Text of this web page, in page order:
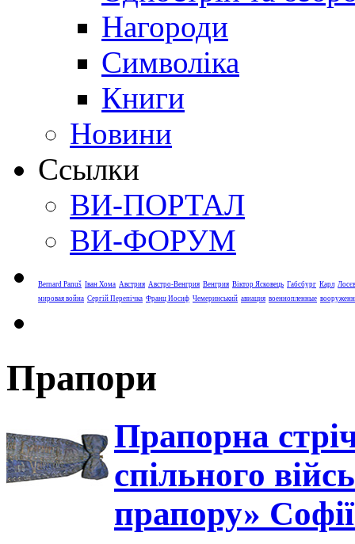
Нагороди
Символіка
Книги
Новини
Ссылки
ВИ-ПОРТАЛ
ВИ-ФОРУМ
Bernard Panuš Іван Хома Австрия Австро-Венгрия Венгрия Віктор Ясковець Габсбург Карл Лосєв
мировая война Сергій Перепічка Франц Иосиф Чемеринський авиация военнопленные
Прапори
Прапорна
спільного
прапору»